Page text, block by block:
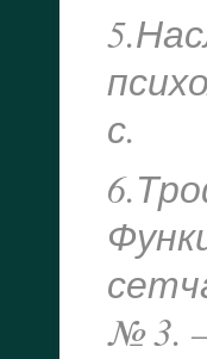
с.
№ 3.